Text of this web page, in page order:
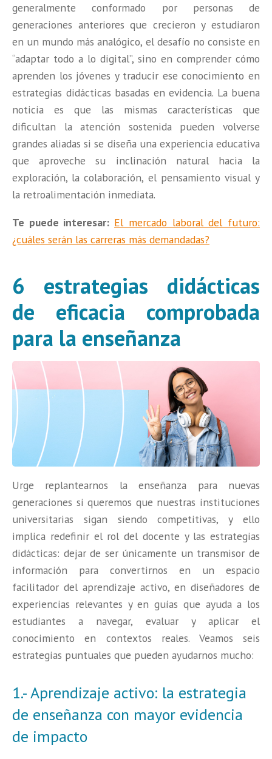
generalmente conformado por personas de
generaciones anteriores que crecieron y estudiaron
en un mundo más analógico, el desafío no consiste en
“adaptar todo a lo digital”, sino en comprender cómo
aprenden los jóvenes y traducir ese conocimiento en
estrategias didácticas basadas en evidencia. La buena
noticia es que las mismas características que
dificultan la atención sostenida pueden volverse
grandes aliadas si se diseña una experiencia educativa
que aproveche su inclinación natural hacia la
exploración, la colaboración, el pensamiento visual y
la retroalimentación inmediata.
Te puede interesar: El mercado laboral del futuro:
¿cuáles serán las carreras más demandadas?
6 estrategias didácticas
de eficacia comprobada
para la enseñanza
Urge replantearnos la enseñanza para nuevas
generaciones si queremos que nuestras instituciones
universitarias sigan siendo competitivas, y ello
implica redefinir el rol del docente y las estrategias
didácticas: dejar de ser únicamente un transmisor de
información para convertirnos en un espacio
facilitador del aprendizaje activo, en diseñadores de
experiencias relevantes y en guías que ayuda a los
estudiantes a navegar, evaluar y aplicar el
conocimiento en contextos reales. Veamos seis
estrategias puntuales que pueden ayudarnos mucho:
1.- Aprendizaje activo: la estrategia
de enseñanza con mayor evidencia
de impacto